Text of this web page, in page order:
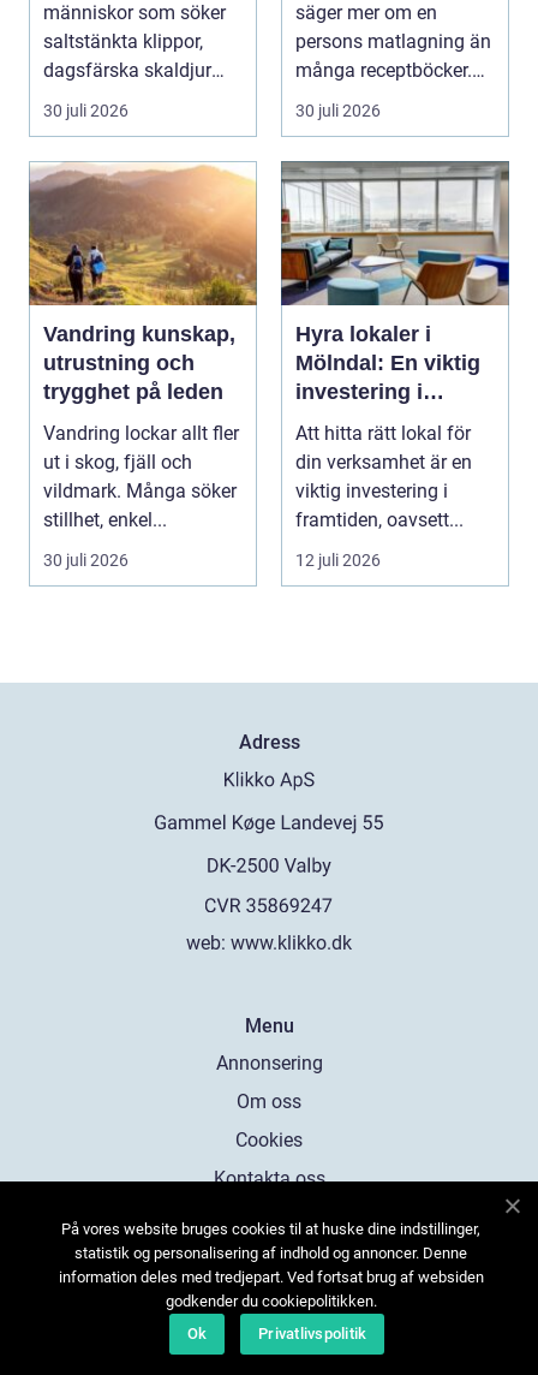
människor som söker
saltstänkta klippor,
dagsfärska skaldjur
och genuina smak...
30 juli 2026
säger mer om en
persons matlagning än
många receptböcker.
Med några nypor rätt
30 juli 2026
Vandring kunskap,
utrustning och
trygghet på leden
Vandring lockar allt fler
ut i skog, fjäll och
vildmark. Många söker
stillhet, enkel...
30 juli 2026
Hyra lokaler i
Mölndal: En viktig
investering i
framtiden
Att hitta rätt lokal för
din verksamhet är en
viktig investering i
framtiden, oavsett...
12 juli 2026
Adress
web: www.klikko.dk
Menu
Annonsering
Om oss
Cookies
Kontakta oss
Sitemap
På vores website bruges cookies til at huske dine indstillinger,
statistik og personalisering af indhold og annoncer. Denne
information deles med tredjepart. Ved fortsat brug af websiden
godkender du cookiepolitikken.
Ok
Privatlivspolitik